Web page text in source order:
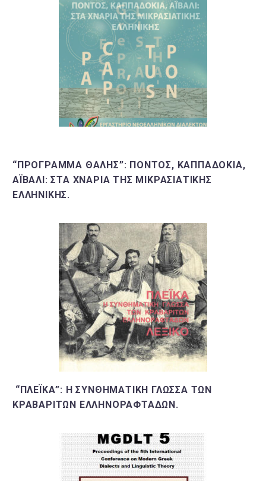
“ΠΡΌΓΡΑΜΜΑ ΘΑΛΗΣ”: ΠΌΝΤΟΣ, ΚΑΠΠΑΔΟΚΊΑ,
ΑΪΒΑΛΊ: ΣΤΑ ΧΝΆΡΙΑ ΤΗΣ ΜΙΚΡΑΣΙΑΤΙΚΉΣ
ΕΛΛΗΝΙΚΉΣ.
“ΠΛΕΪΚΑ”: Η ΣΥΝΘΗΜΑΤΙΚΉ ΓΛΏΣΣΑ ΤΩΝ
ΚΡΑΒΑΡΙΤΏΝ ΕΛΛΗΝΟΡΑΦΤΆΔΩΝ.